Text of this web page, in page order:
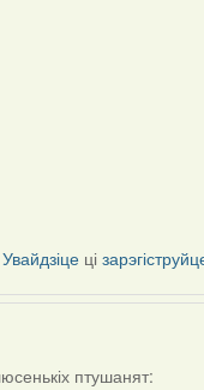
Увайдзіце ці
птушанят: